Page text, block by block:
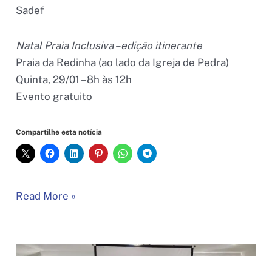
Sadef
Natal Praia Inclusiva – edição itinerante
Praia da Redinha (ao lado da Igreja de Pedra)
Quinta, 29/01 – 8h às 12h
Evento gratuito
Compartilhe esta notícia
Praia
leva
Read More »